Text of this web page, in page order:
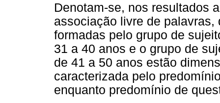
Denotam-se, nos resultados
associação livre de
formadas pelo grupo de
31 a 40 anos e o grupo de
de 41 a 50 anos estão
caracterizada pelo
enquanto predomínio de